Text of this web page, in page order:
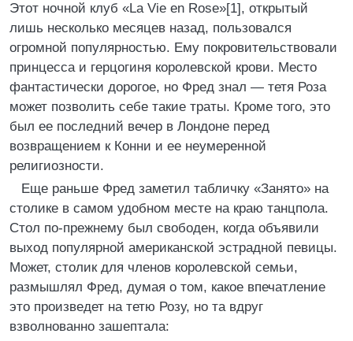
Этот ночной клуб «La Vie en Rose»[1], открытый
лишь несколько месяцев назад, пользовался
огромной популярностью. Ему покровительствовали
принцесса и герцогиня королевской крови. Место
фантастически дорогое, но Фред знал — тетя Роза
может позволить себе такие траты. Кроме того, это
был ее последний вечер в Лондоне перед
возвращением к Конни и ее неумеренной
религиозности.
Еще раньше Фред заметил табличку «Занято» на
столике в самом удобном месте на краю танцпола.
Стол по-прежнему был свободен, когда объявили
выход популярной американской эстрадной певицы.
Может, столик для членов королевской семьи,
размышлял Фред, думая о том, какое впечатление
это произведет на тетю Розу, но та вдруг
взволнованно зашептала: